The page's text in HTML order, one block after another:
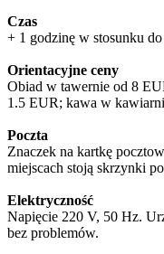
Czas
+ 1 godzinę w stosunku
Orientacyjne ceny
Obiad w tawernie od 8
1.5 EUR; kawa w
Poczta
Znaczek na kartkę
miejscach stoją skrzynki
Elektryczność
Napięcie 220 V, 50 Hz.
bez problemów.